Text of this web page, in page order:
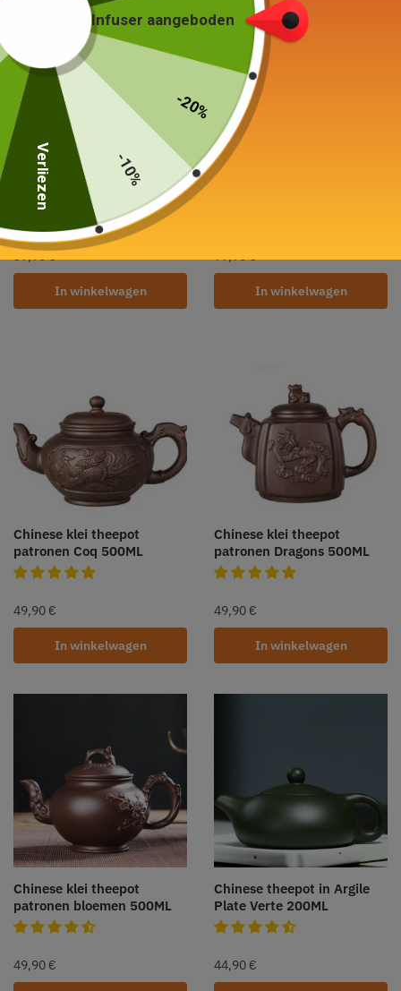
Chinese theepot in oude
klei 200ML
39,90€
In winkelwagen
Chinese theepot in klei
In winkelwagen
Chinese klei theepot
patronen Coq 500ML
49,90 €
In winkelwagen
Chinese klei theepot
patronen Dragons 500ML
49,90 €
In winkelwagen
Chinese klei theepot
patronen bloemen 500ML
49,90 €
Chinese theepot in Argile
Plate Verte 200ML
44,90 €
Infuser aangeboden
-20%
-10%
Verliezen